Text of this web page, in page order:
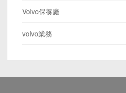
Volvo保養廠
volvo業務